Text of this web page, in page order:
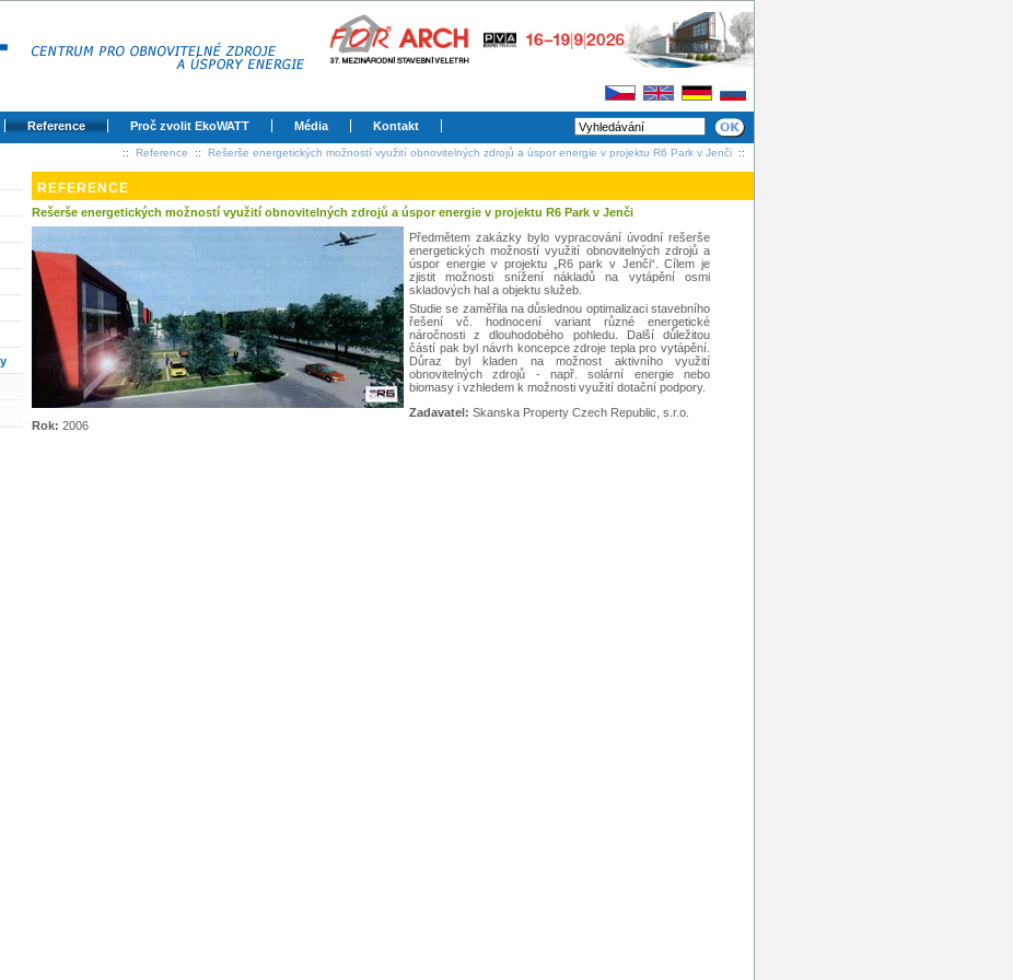
Reference Proč zvolit EkoWATT Média Kontakt
:: Reference :: Rešerše energetických možností využití obnovitelných zdrojů a úspor energie v projektu R6 Park v Jenči ::
REFERENCE
Rešerše energetických možností využití obnovitelných zdrojů a úspor energie v projektu R6 Park v Jenči
Předmětem zakázky bylo vypracování úvodní rešerše
energetických možností využití obnovitelných zdrojů a
úspor energie v projektu „R6 park v Jenči“. Cílem je
zjistit možnosti snížení nákladů na vytápění osmi
skladových hal a objektu služeb.
Studie se zaměřila na důslednou optimalizaci stavebního
řešení vč. hodnocení variant různé energetické
náročnosti z dlouhodobého pohledu. Další důležitou
částí pak byl návrh koncepce zdroje tepla pro vytápění.
Důraz byl kladen na možnost aktivního využití
obnovitelných zdrojů - např. solární energie nebo
biomasy i vzhledem k možnosti využití dotační podpory.
Zadavatel: Skanska Property Czech Republic, s.r.o.
Rok: 2006